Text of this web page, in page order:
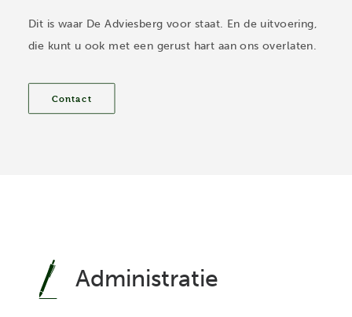
Dit is waar De Adviesberg voor staat. En de uitvoering,
die kunt u ook met een gerust hart aan ons overlaten.
Contact
Administratie